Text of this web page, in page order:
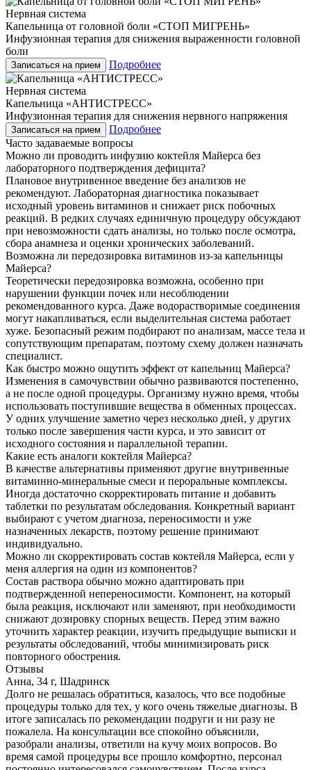
Нервная система
Капельница от головной боли «СТОП МИГРЕНЬ»
Инфузионная терапия для снижения выраженности головной
боли
Записаться на прием Подробнее
Нервная система
Капельница «АНТИСТРЕСС»
Инфузионная терапия для снижения нервного напряжения
Записаться на прием
Подробнее
Часто задаваемые вопросы
Можно ли проводить инфузию коктейля Майерса без
лабораторного подтверждения дефицита?
Плановое внутривенное введение без анализов не
рекомендуют. Лабораторная диагностика показывает
исходный уровень витаминов и снижает риск побочных
реакций. В редких случаях единичную процедуру обсуждают
при невозможности сдать анализы, но только после осмотра,
сбора анамнеза и оценки хронических заболеваний.
Возможна ли передозировка витаминов из-за капельницы
Майерса?
Теоретически передозировка возможна, особенно при
нарушении функции почек или несоблюдении
рекомендованного курса. Даже водорастворимые соединения
могут накапливаться, если выделительная система работает
хуже. Безопасный режим подбирают по анализам, массе тела и
сопутствующим препаратам, поэтому схему должен назначать
специалист.
Как быстро можно ощутить эффект от капельниц Майерса?
Изменения в самочувствии обычно развиваются постепенно,
а не после одной процедуры. Организму нужно время, чтобы
использовать поступившие вещества в обменных процессах.
У одних улучшение заметно через несколько дней, у других
только после завершения части курса, и это зависит от
исходного состояния и параллельной терапии.
Какие есть аналоги коктейля Майерса?
В качестве альтернативы применяют другие внутривенные
витаминно-минеральные смеси и пероральные комплексы.
Иногда достаточно скорректировать питание и добавить
таблетки по результатам обследования. Конкретный вариант
выбирают с учетом диагноза, переносимости и уже
назначенных лекарств, поэтому решение принимают
индивидуально.
Можно ли скорректировать состав коктейля Майерса, если у
меня аллергия на один из компонентов?
Состав раствора обычно можно адаптировать при
подтвержденной непереносимости. Компонент, на который
была реакция, исключают или заменяют, при необходимости
снижают дозировку спорных веществ. Перед этим важно
уточнить характер реакции, изучить предыдущие выписки и
результаты обследований, чтобы минимизировать риск
повторного обострения.
Отзывы
Анна, 34 г, Шадринск
Долго не решалась обратиться, казалось, что все подобные
процедуры только для тех, у кого очень тяжелые диагнозы. В
итоге записалась по рекомендации подруги и ни разу не
пожалела. На консультации все спокойно объяснили,
разобрали анализы, ответили на кучу моих вопросов. Во
время самой процедуры все прошло комфортно, персонал